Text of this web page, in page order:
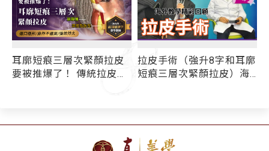
耳廓短痕三層次緊顏拉皮
要被推爆了！ 傳統拉皮術
拉皮手術（強升8字和耳廓
短痕三層次緊顏拉皮）海